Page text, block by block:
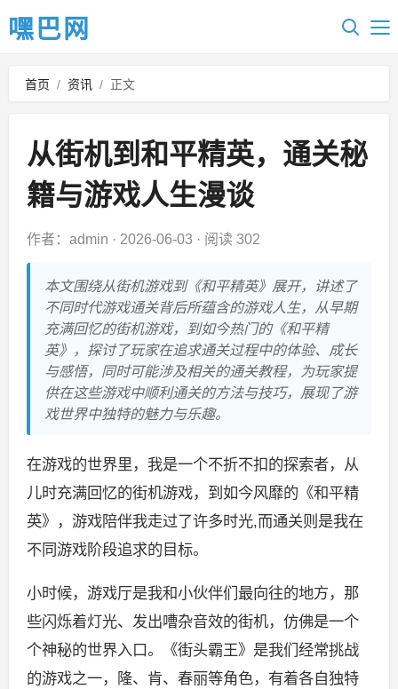
嘿巴网
首页 / 资讯 / 正文
从街机到和平精英，通关秘
籍与游戏人生漫谈
作者：admin · 2026-06-03 · 阅读 302
本文围绕从街机游戏到《和平精英》展开，讲述了
不同时代游戏通关背后所蕴含的游戏人生，从早期
充满回忆的街机游戏，到如今热门的《和平精
英》，探讨了玩家在追求通关过程中的体验、成长
与感悟，同时可能涉及相关的通关教程，为玩家提
供在这些游戏中顺利通关的方法与技巧，展现了游
戏世界中独特的魅力与乐趣。
在游戏的世界里，我是一个不折不扣的探索者，从
儿时充满回忆的街机游戏，到如今风靡的《和平精
英》，游戏陪伴我走过了许多时光,而通关则是我在
不同游戏阶段追求的目标。
小时候，游戏厅是我和小伙伴们最向往的地方，那
些闪烁着灯光、发出嘈杂音效的街机，仿佛是一个
个神秘的世界入口。《街头霸王》是我们经常挑战
的游戏之一，隆、肯、春丽等角色，有着各自独特